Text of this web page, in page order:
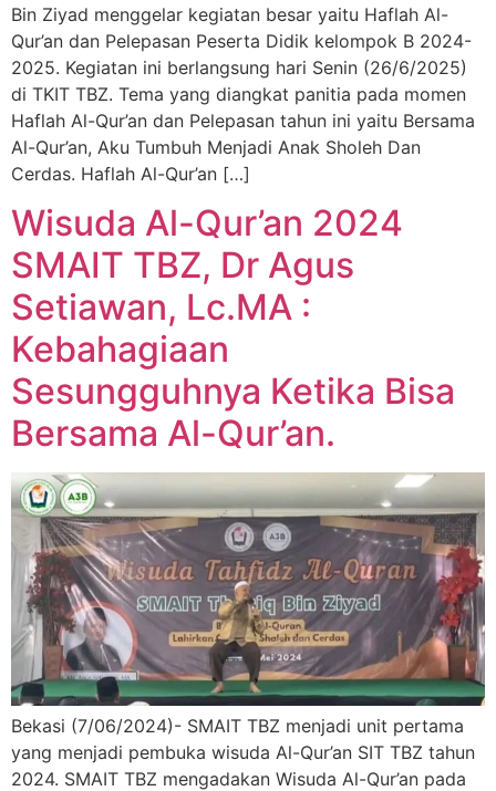
Bin Ziyad menggelar kegiatan besar yaitu Haflah Al-
Qur’an dan Pelepasan Peserta Didik kelompok B 2024-
2025. Kegiatan ini berlangsung hari Senin (26/6/2025)
di TKIT TBZ. Tema yang diangkat panitia pada momen
Haflah Al-Qur’an dan Pelepasan tahun ini yaitu Bersama
Al-Qur’an, Aku Tumbuh Menjadi Anak Sholeh Dan
Cerdas. Haflah Al-Qur’an […]
Wisuda Al-Qur’an 2024
SMAIT TBZ, Dr Agus
Setiawan, Lc.MA :
Kebahagiaan
Sesungguhnya Ketika Bisa
Bersama Al-Qur’an.
Bekasi (7/06/2024)- SMAIT TBZ menjadi unit pertama
yang menjadi pembuka wisuda Al-Qur’an SIT TBZ tahun
2024. SMAIT TBZ mengadakan Wisuda Al-Qur’an pada